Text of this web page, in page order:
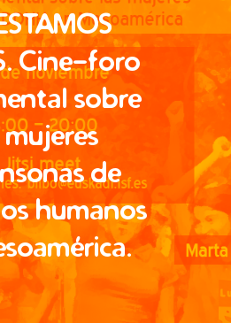
Cine-foro
sobre
mujeres
de
humanos